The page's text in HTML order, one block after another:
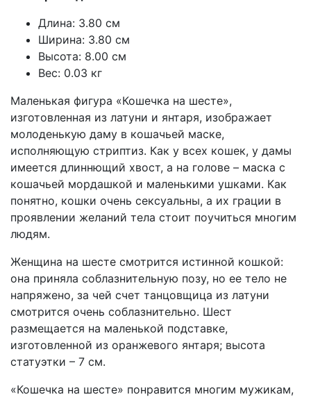
Длина: 3.80 см
Ширина: 3.80 см
Высота: 8.00 см
Вес: 0.03 кг
Маленькая фигура «Кошечка на шесте»,
изготовленная из латуни и янтаря, изображает
молоденькую даму в кошачьей маске,
исполняющую стриптиз. Как у всех кошек, у дамы
имеется длиннющий хвост, а на голове – маска с
кошачьей мордашкой и маленькими ушками. Как
понятно, кошки очень сексуальны, а их грации в
проявлении желаний тела стоит поучиться многим
людям.
Женщина на шесте смотрится истинной кошкой:
она приняла соблазнительную позу, но ее тело не
напряжено, за чей счет танцовщица из латуни
смотрится очень соблазнительно. Шест
размещается на маленькой подставке,
изготовленной из оранжевого янтаря; высота
статуэтки – 7 см.
«Кошечка на шесте» понравится многим мужикам,